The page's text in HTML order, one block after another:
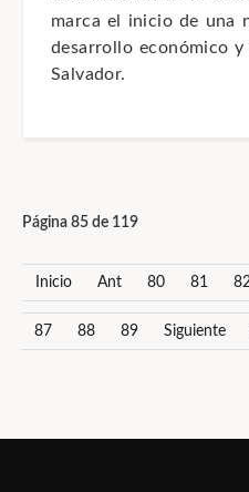
marca el inicio de una
desarrollo económico
Salvador.
Página 85 de 119
Inicio Ant 80 81 82
87 88 89 Siguiente